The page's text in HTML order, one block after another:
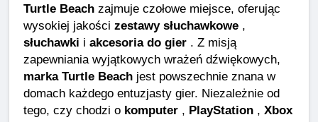
Turtle Beach zajmuje czołowe miejsce, oferując
wysokiej jakości zestawy słuchawkowe ,
słuchawki i akcesoria do gier . Z misją
zapewniania wyjątkowych wrażeń dźwiękowych,
marka Turtle Beach jest powszechnie znana w
domach każdego entuzjasty gier. Niezależnie od
tego, czy chodzi o komputer , PlayStation , Xbox